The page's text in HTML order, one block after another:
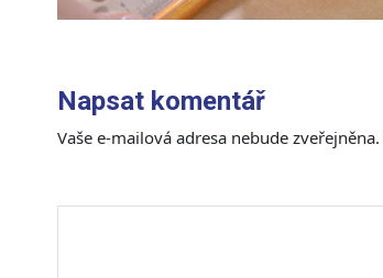
Napsat komentář
Vaše e-mailová adresa nebude zveřejněna.